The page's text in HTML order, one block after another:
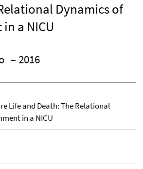
Dynamics of
a NICU
– 2016
Life and Death: The Relational
in a NICU